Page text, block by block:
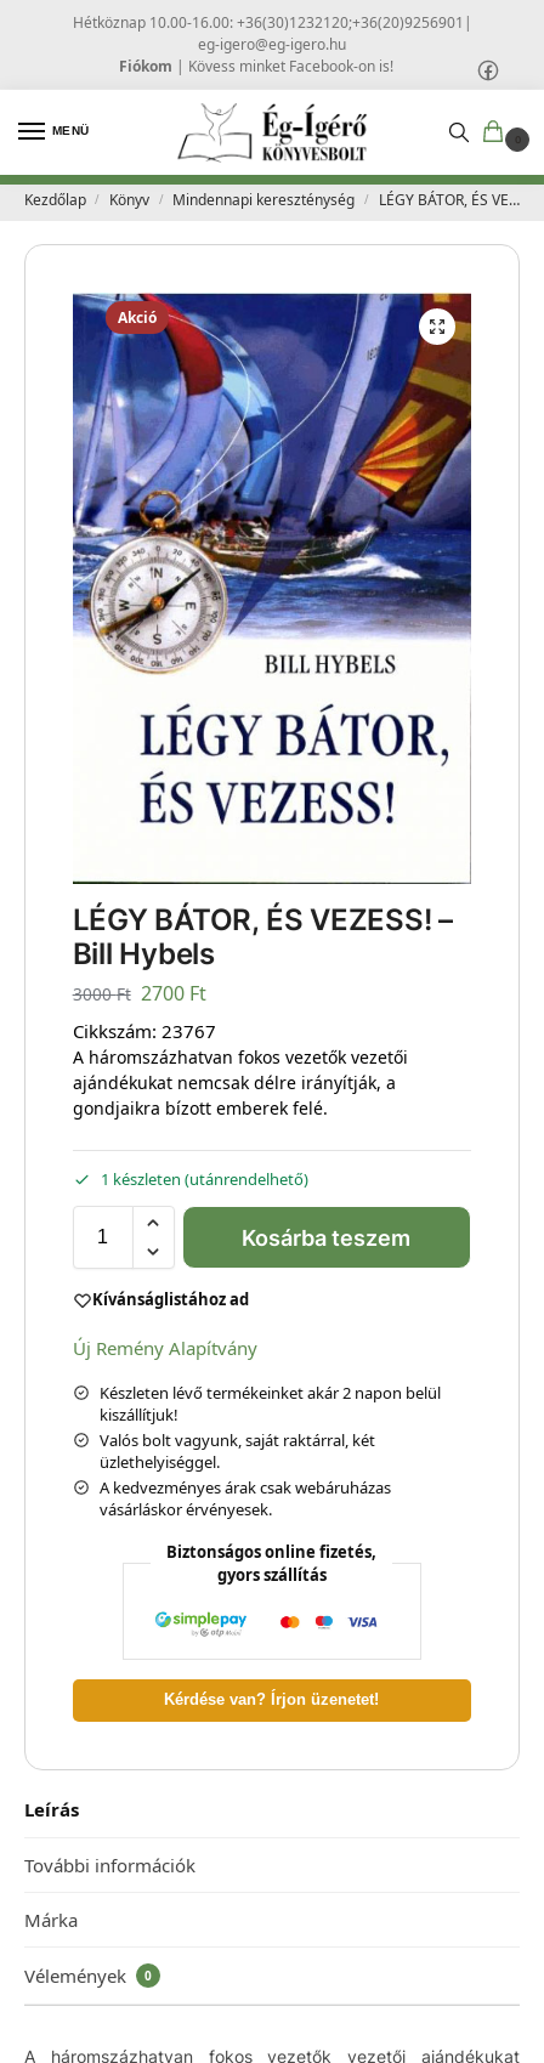
Hétköznap 10.00-16.00: +36(30)1232120;+36(20)9256901 |
eg-igero@eg-igero.hu
Fiókom | Kövess minket Facebook-on is!
MENÜ
0
Kezdőlap / Könyv / Mindennapi kereszténység / LÉGY BÁTOR, ÉS VEZESS! – Bill Hybels
Akció
LÉGY BÁTOR, ÉS VEZESS! –
Bill Hybels
3000Ft 2700 Ft
Cikkszám: 23767
A háromszázhatvan fokos vezetők vezetői
ajándékukat nemcsak délre irányítják, a
gondjaikra bízott emberek felé.
1 készleten (utánrendelhető)
Kosárba teszem
Kívánságlistához ad
Új Remény Alapítvány
Készleten lévő termékeinket akár 2 napon belül
kiszállítjuk!
Valós bolt vagyunk, saját raktárral, két
üzlethelyiséggel.
A kedvezményes árak csak webáruházas
vásárláskor érvényesek.
Biztonságos online fizetés,
gyors szállítás
Kérdése van? Írjon üzenetet!
Leírás
További információk
Márka
Vélemények 0
A háromszázhatvan fokos vezetők vezetői ajándékukat